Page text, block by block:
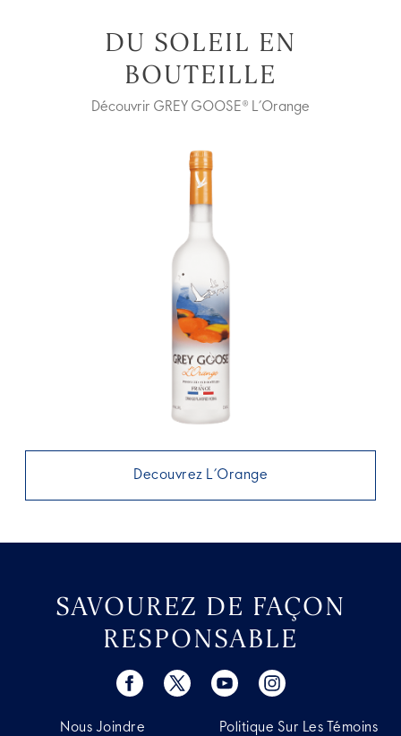
DU SOLEIL EN
BOUTEILLE
Découvrir GREY GOOSE® L’Orange
Decouvrez L’Orange
SAVOUREZ DE FAÇON
RESPONSABLE
Nous Joindre Politique Sur Les Témoins